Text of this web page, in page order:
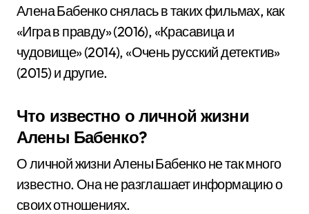
Алена Бабенко снялась в таких фильмах, как
«Игра в правду» (2016), «Красавица и
чудовище» (2014), «Очень русский детектив»
(2015) и другие.
Что известно о личной жизни
Алены Бабенко?
О личной жизни Алены Бабенко не так много
известно. Она не разглашает информацию о
своих отношениях.